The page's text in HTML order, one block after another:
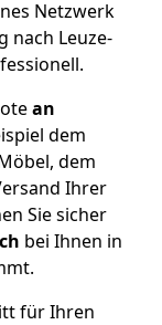
Netzwerk
nach Leuze-
an
dem
dem
Ihrer
Sie sicher
bei Ihnen in
für Ihren